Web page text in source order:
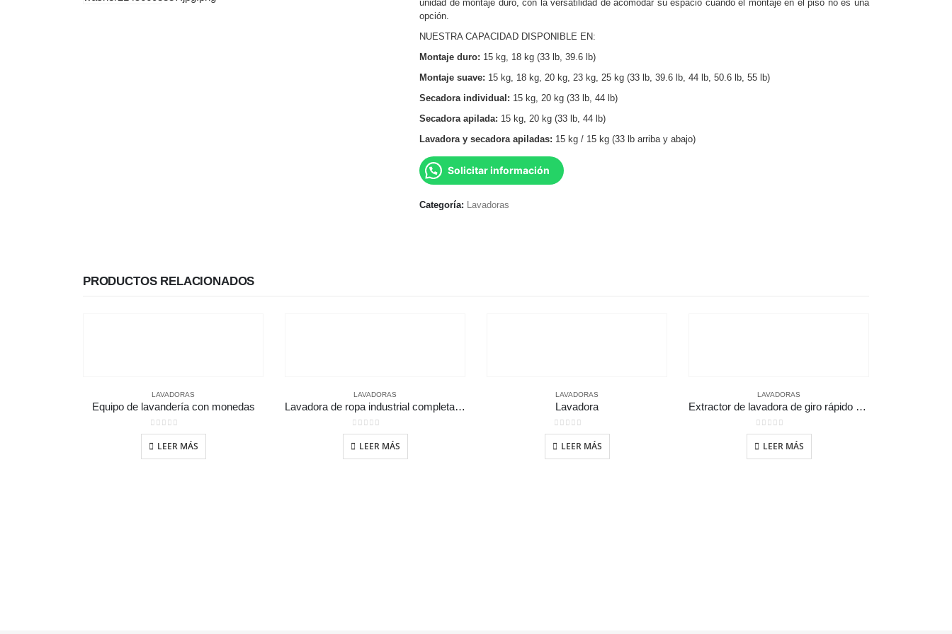
unidad de montaje duro, con la versatilidad de acomodar su espacio cuando el montaje en el piso no es una
opción.
NUESTRA CAPACIDAD DISPONIBLE EN:
Montaje duro: 15 kg, 18 kg (33 lb, 39.6 lb)
Montaje suave: 15 kg, 18 kg, 20 kg, 23 kg, 25 kg (33 lb, 39.6 lb, 44 lb, 50.6 lb, 55 lb)
Secadora individual: 15 kg, 20 kg (33 lb, 44 lb)
Secadora apilada: 15 kg, 20 kg (33 lb, 44 lb)
Lavadora y secadora apiladas: 15 kg / 15 kg (33 lb arriba y abajo)
Solicitar información
Categoría: Lavadoras
PRODUCTOS RELACIONADOS
LAVADORAS
Equipo de lavandería con monedas
0out of 5
LEER MÁS
LAVADORAS
Lavadora de ropa industrial completamente automática
0out of 5
LEER MÁS
LAVADORAS
Lavadora
0out of 5
LEER MÁS
LAVADORAS
Extractor de lavadora de giro rápido que funciona con monedas
0out of 5
LEER MÁS